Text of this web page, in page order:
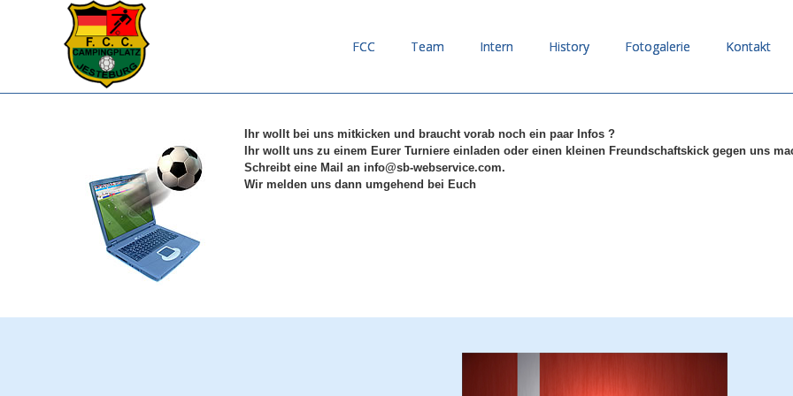
FCC Team Intern History Fotogalerie Kontakt
Ihr wollt bei uns mitkicken und braucht vorab noch ein paar Infos ?
Ihr wollt uns zu einem Eurer Turniere einladen oder einen kleinen Freundschaftskick gegen uns
Schreibt eine Mail an info@sb-webservice.com.
Wir melden uns dann umgehend bei Euch